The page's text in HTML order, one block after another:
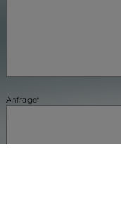
Anfrage*